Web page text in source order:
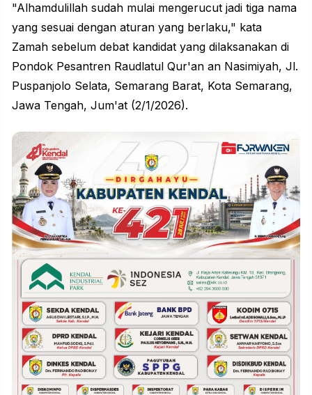
"Alhamdulillah sudah mulai mengerucut jadi tiga nama
yang sesuai dengan aturan yang berlaku," kata
Zamah sebelum debat kandidat yang dilaksanakan di
Pondok Pesantren Raudlatul Qur'an an Nasimiyah, Jl.
Puspanjolo Selata, Semarang Barat, Kota Semarang,
Jawa Tengah, Jum'at (2/1/2026).